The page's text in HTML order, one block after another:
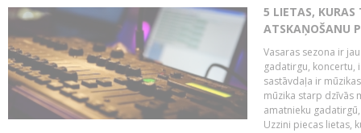
5 LIETAS, KURAS
ATSKAŅOŠANU
Vasaras sezona ir
gadatirgu, koncertu,
sastāvdaļa ir
mūzika starp dzīvās
amatnieku
Uzzini piecas lietas,